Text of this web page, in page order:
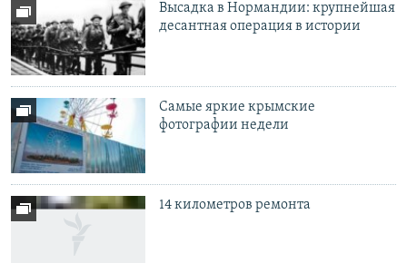
Высадка в Нормандии: крупнейшая
десантная операция в истории
Самые яркие крымские
фотографии недели
14 километров ремонта